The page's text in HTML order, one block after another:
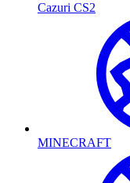
Cazuri CS2
MINECRAFT